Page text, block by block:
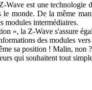
Wave est une
monde. De la même
modules intermédiaires.
», la Z-Wave s'assure
des modules
sa position ! Malin, non
qui souhaitent tout